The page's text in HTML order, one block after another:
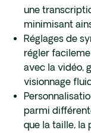
une
minimisant
Réglages de
régler
avec la vidéo,
visionnage
parmi
que la taille, la